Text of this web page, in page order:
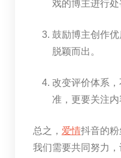
戏的博主进行处
鼓励博主创作
脱颖而出。
改变评价体系
准，更要关注内
总之， 爱情抖音的粉
我们需要共同努力